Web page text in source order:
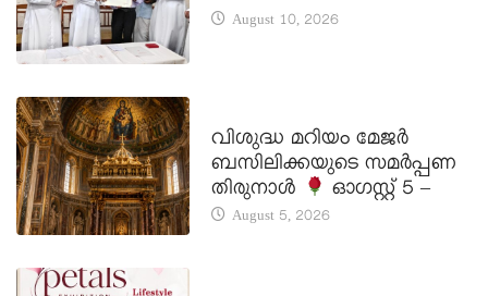
August 10, 2026
വിശുദ്ധ മറിയം മേജർ
ബസിലിക്കയുടെ സമർപ്പണ
തിരുനാൾ
ഓഗസ്റ്റ് 5 –
August 5, 2026